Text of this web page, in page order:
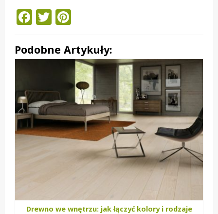
Facebook
Twitter
Podobne Artykuły:
Drewno we wnętrzu: jak łączyć kolory i rodzaje